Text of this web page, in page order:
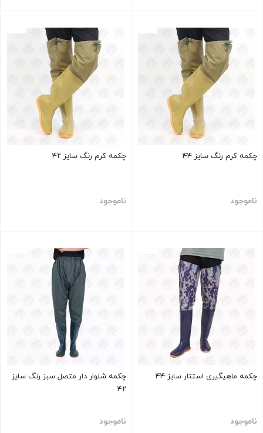
چکمه کرم رنگ سایز ۴۴
ناموجود
چکمه کرم رنگ سایز ۴۲
ناموجود
چکمه ماهیگیری استتار سایز ۴۴
ناموجود
چکمه شلوار دار متصل سبز رنگ سایز
۴۲
ناموجود